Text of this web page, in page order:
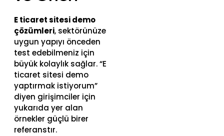
E ticaret sitesi demo
çözümleri, sektörünüze
uygun yapıyı önceden
test edebilmeniz için
büyük kolaylık sağlar. “E
ticaret sitesi demo
yaptırmak istiyorum”
diyen girişimciler için
yukarıda yer alan
örnekler güçlü birer
referanstır.